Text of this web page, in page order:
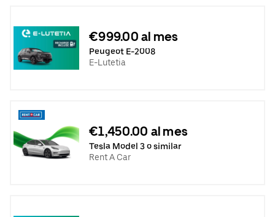
€999.00 al mes
Peugeot E-2008
E-Lutetia
€1,450.00 al mes
Tesla Model 3 o similar
Rent A Car